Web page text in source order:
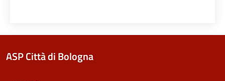
ASP Città di Bologna